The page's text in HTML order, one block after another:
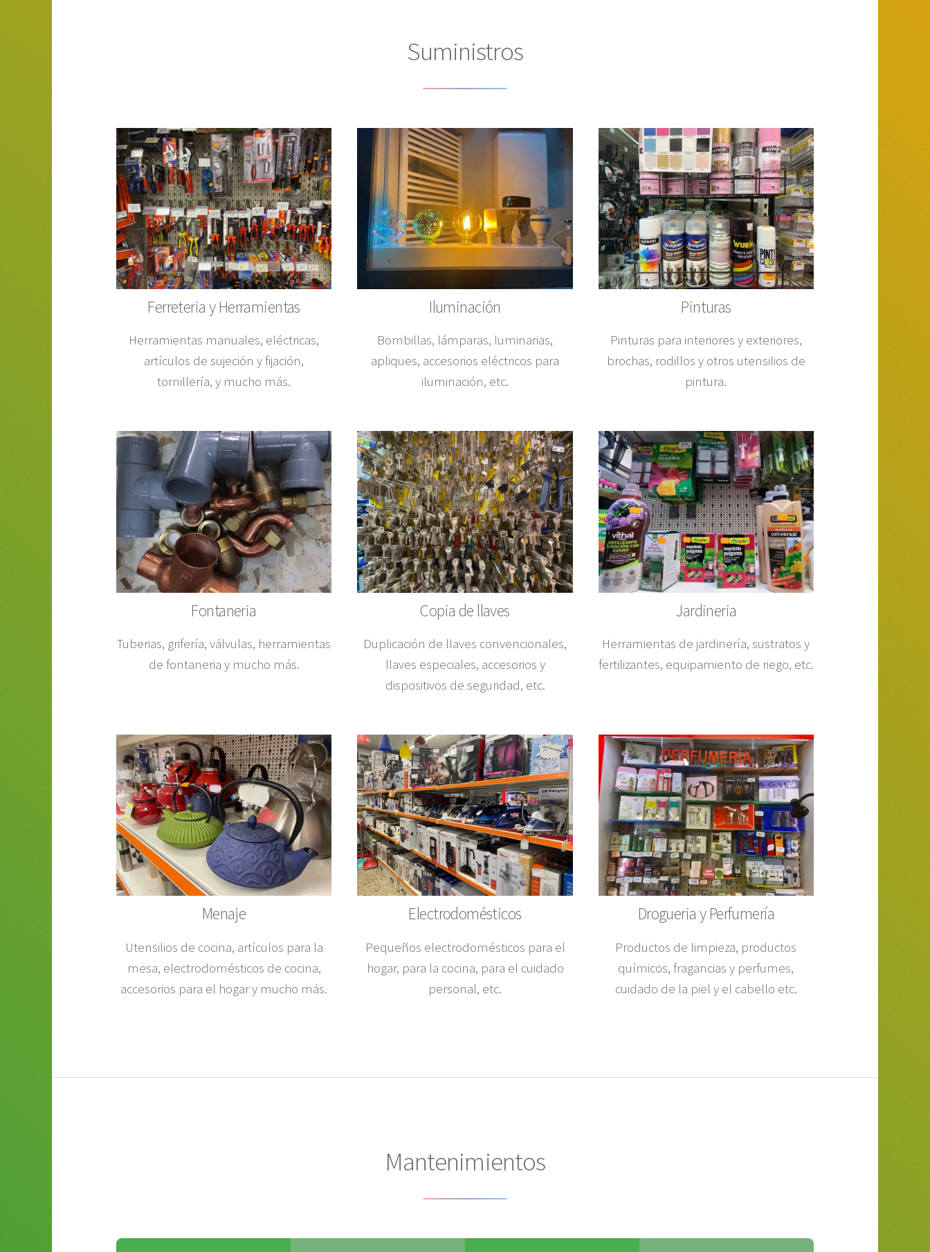
Suministros
Ferreteria y Herramientas
Herramientas manuales, eléctricas,
artículos de sujeción y fijación,
tornillería, y mucho más.
Iluminación
Bombillas, lámparas, luminarias,
apliques, accesorios eléctricos para
iluminación, etc.
Pinturas
Pinturas para interiores y exteriores,
brochas, rodillos y otros utensilios de
pintura.
Fontaneria
Tuberias, grifería, válvulas, herramientas
de fontaneria y mucho más.
Copia de llaves
Duplicación de llaves convencionales,
llaves especiales, accesorios y
dispositivos de seguridad, etc.
Jardineria
Herramientas de jardinería, sustratos y
fertilizantes, equipamiento de riego, etc.
Menaje
Utensilios de cocina, artículos para la
mesa, electrodomésticos de cocina,
accesorios para el hogar y mucho más.
Electrodomésticos
Pequeños electrodomésticos para el
hogar, para la cocina, para el cuidado
personal, etc.
Drogueria y Perfumería
Productos de limpieza, productos
químicos, fragancias y perfumes,
cuidado de la piel y el cabello etc.
Mantenimientos